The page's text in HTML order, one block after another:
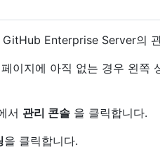
Enterprise Server의
이지에 아직 없는 경우 왼쪽
서 관리 콘솔 을 클릭합니다.
을 클릭합니다.